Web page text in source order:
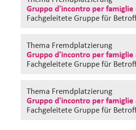
Gruppo d'incontro per famiglie
Fachgeleitete Gruppefür
Thema Fremdplatzierung
Gruppo d'incontro per famiglie
Fachgeleitete Gruppefür
Thema Fremdplatzierung
Gruppo d'incontro per
Fachgeleitete Gruppefür